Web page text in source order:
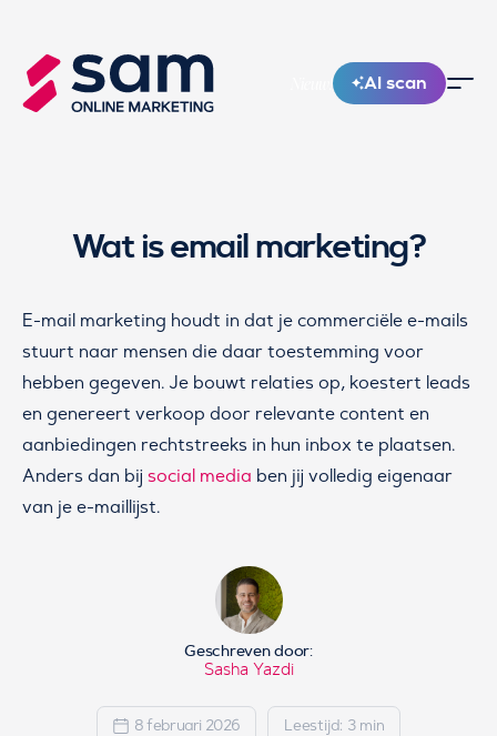
Nieuw! AI scan
Wat is email marketing?
E-mail marketing houdt in dat je commerciële e-mails
stuurt naar mensen die daar toestemming voor
hebben gegeven. Je bouwt relaties op, koestert leads
en genereert verkoop door relevante content en
aanbiedingen rechtstreeks in hun inbox te plaatsen.
Anders dan bij social media ben jij volledig eigenaar
van je e-maillijst.
Geschreven door:
Sasha Yazdi
8 februari 2026 Leestijd: 3 min